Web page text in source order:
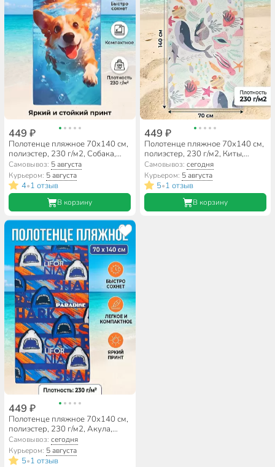
449 ₽
Полотенце пляжное 70х140 см,
полиэстер, 230 г/м2, Собака,
Китай, A160161
Самовывоз: 5 августа
Курьером: 5 августа
4•1 отзыв
В корзину
449 ₽
Полотенце пляжное 70х140 см,
полиэстер, 230 г/м2, Киты,
Китай, A160158
Самовывоз: сегодня
Курьером: 5 августа
5•1 отзыв
В корзину
449 ₽
Полотенце пляжное 70х140 см,
полиэстер, 230 г/м2, Акула,
Китай, A160157
Самовывоз:сегодня
Курьером: 5 августа
5•1 отзыв